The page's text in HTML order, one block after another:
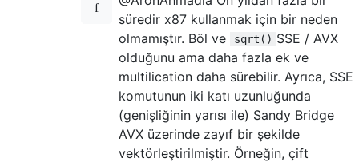
süredir x87 kullanmak için bir neden
olmamıştır. Böl ve
sqrt() SSE / AVX
olduğunu ama daha fazla ek ve
multilication daha sürebilir. Ayrıca, SSE
komutunun iki katı uzunluğunda
(genişliğinin yarısı ile) Sandy Bridge
AVX üzerinde zayıf bir şekilde
vektörleştirilmiştir. Örneğin, çift